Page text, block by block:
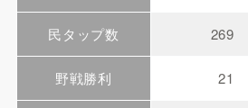
民タップ数 269
野戦勝利 21